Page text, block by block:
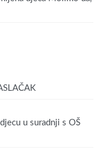
u suradnji s OŠ